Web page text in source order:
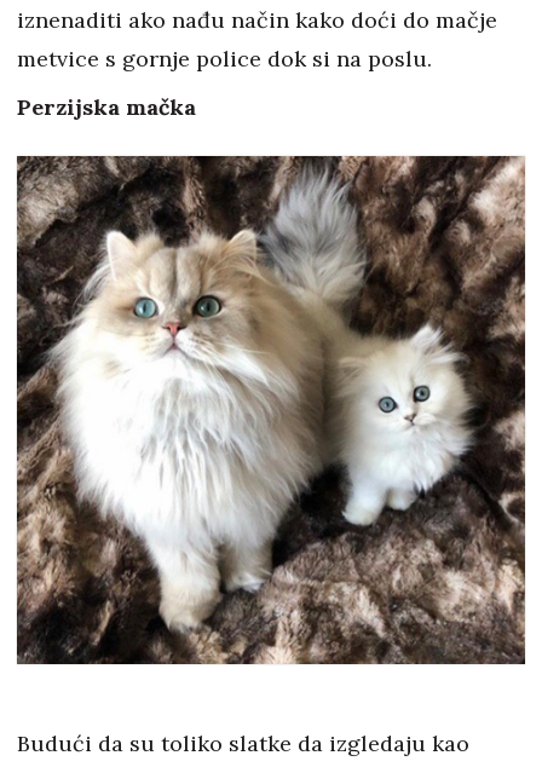
iznenaditi ako nađu način kako doći do mačje
metvice s gornje police dok si na poslu.
Perzijska mačka
Budući da su toliko slatke da izgledaju kao